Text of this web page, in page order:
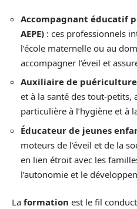
Accompagnant éducatif
AEPE) : ces professionnels
l’école maternelle ou au
accompagner l’éveil et
Auxiliaire de puériculture
et à la santé des tout-petits,
particulière à l’hygiène et à
Éducateur de jeunes
moteurs de l’éveil et de la
en lien étroit avec les
l’autonomie et le
La formation est le fil